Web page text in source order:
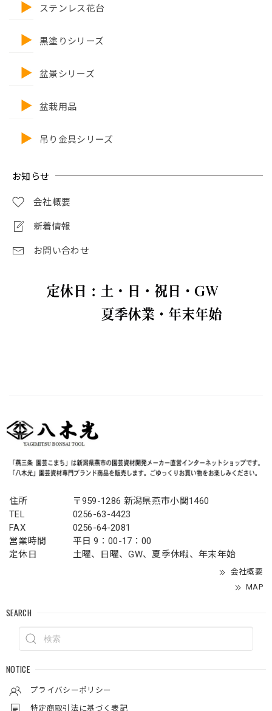
ステンレス花台
黒塗りシリーズ
盆景シリーズ
盆栽用品
吊り金具シリーズ
お知らせ
会社概要
新着情報
お問い合わせ
住所
〒959-1286 新潟県燕市小関1460
TEL
0256-63-4423
FAX
0256-64-2081
営業時間
平日 9：00-17：00
定休日
土曜、日曜、GW、夏季休暇、年末年始
会社概要
MAP
SEARCH
NOTICE
プライバシーポリシー
特定商取引法に基づく表記